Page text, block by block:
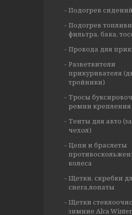
Подогрев сидений
Подогрев
фильтра, бака,
Провода для
Разветвители
прикуривателя
тройники)
Тросы
ремни крепления
Тенты для авто
чехол)
Цепи и браслеты
колеса
Щетки, скребки
снега,лопаты
Щетки
зимние Alca Winter